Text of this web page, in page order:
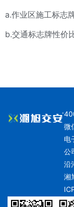
a.作业区施工标志
b.交通标志牌性价
微
电
公
沿